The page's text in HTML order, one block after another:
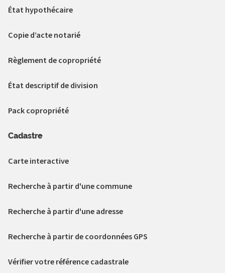
État hypothécaire
Copie d’acte notarié
Règlement de copropriété
État descriptif de division
Pack copropriété
Cadastre
Carte interactive
Recherche à partir d'une commune
Recherche à partir d'une adresse
Recherche à partir de coordonnées GPS
Vérifier votre référence cadastrale